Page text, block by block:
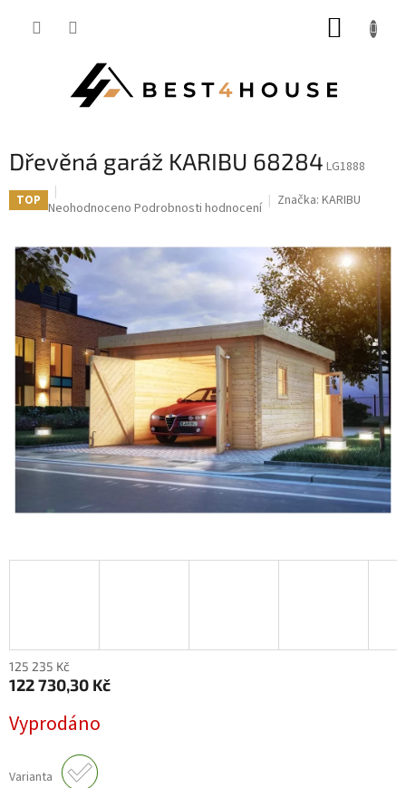
Dřevěná garáž KARIBU 68284 LG1888
TOP Průměrné
produktu
je
0,0
z
5
hvězdiček.
Neohodnoceno Podrobnosti hodnocení Značka: KARIBU
125 235 Kč
122 730,30 Kč
cena:
Vyprodáno
Varianta